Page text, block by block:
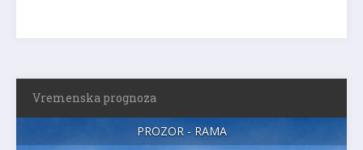
Vremenska prognoza
PROZOR - RAMA